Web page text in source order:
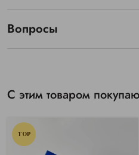
Вопросы
С этим товаром
TOP